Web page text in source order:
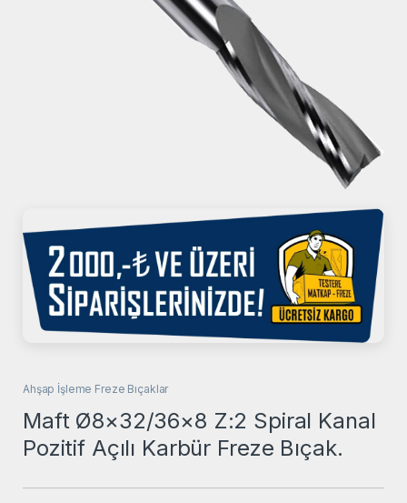
Ahşap İşleme Freze Bıçaklar
Maft Ø8×32/36×8 Z:2 Spiral Kanal
Pozitif Açılı Karbür Freze Bıçak.